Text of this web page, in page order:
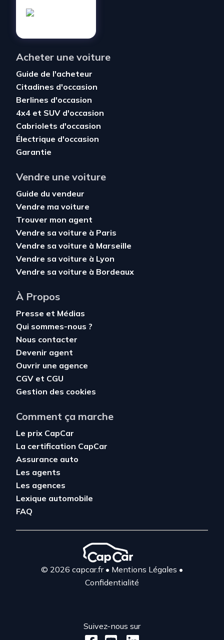
Acheter une voiture
Guide de l'acheteur
Citadines d'occasion
Berlines d'occasion
4x4 et SUV d'occasion
Cabriolets d'occasion
Électrique d'occasion
Garantie
Vendre une voiture
Guide du vendeur
Vendre ma voiture
Trouver mon agent
Vendre sa voiture à Paris
Vendre sa voiture à Marseille
Vendre sa voiture à Lyon
Vendre sa voiture à Bordeaux
À Propos
Presse et Médias
Qui sommes-nous ?
Nous contacter
Devenir agent
Ouvrir une agence
CGV et CGU
Gestion des cookies
Comment ça marche
Le prix CapCar
La certification CapCar
Assurance auto
Les agents
Les agences
Lexique automobile
FAQ
© 2026 capcar.fr• Mentions Légales •
Confidentialité
Suivez-nous sur